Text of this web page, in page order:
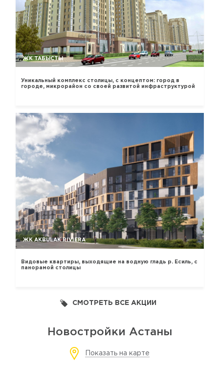
ЖК ТАБЫСТЫ
Уникальный комплекс столицы, с концептом: город в
городе, микрорайон со своей развитой инфраструктурой
ЖК AKBULAK RIVIERA
Видовые квартиры, выходящие на водную гладь р. Есиль, с
панорамой столицы
СМОТРЕТЬ ВСЕ АКЦИИ
Новостройки Астаны
Показать на карте